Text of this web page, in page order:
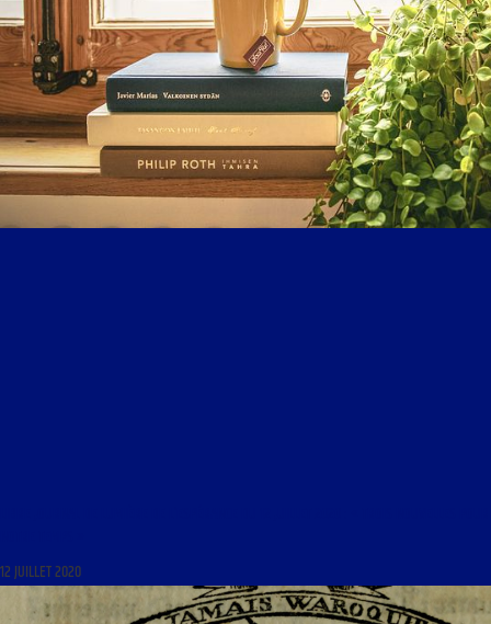
12 JUILLET 2020